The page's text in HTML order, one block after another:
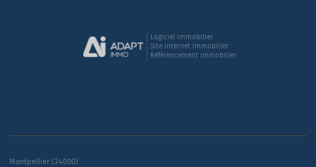
Logiciel immobilier
Site internet immobilier
Référencement immobilier
Montpellier (34000)